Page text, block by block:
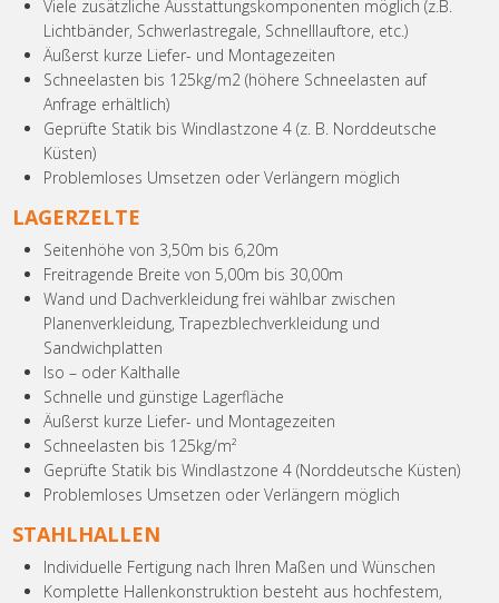
Viele zusätzliche Ausstattungskomponenten möglich (z.B.
Lichtbänder, Schwerlastregale, Schnelllauftore, etc.)
Äußerst kurze Liefer- und Montagezeiten
Schneelasten bis 125kg/m2 (höhere Schneelasten auf
Anfrage erhältlich)
Geprüfte Statik bis Windlastzone 4 (z. B. Norddeutsche
Küsten)
Problemloses Umsetzen oder Verlängern möglich
LAGERZELTE
Seitenhöhe von 3,50m bis 6,20m
Freitragende Breite von 5,00m bis 30,00m
Wand und Dachverkleidung frei wählbar zwischen
Planenverkleidung, Trapezblechverkleidung und
Sandwichplatten
Iso – oder Kalthalle
Schnelle und günstige Lagerfläche
Äußerst kurze Liefer- und Montagezeiten
Schneelasten bis 125kg/m²
Geprüfte Statik bis Windlastzone 4 (Norddeutsche Küsten)
Problemloses Umsetzen oder Verlängern möglich
STAHLHALLEN
Individuelle Fertigung nach Ihren Maßen und Wünschen
Komplette Hallenkonstruktion besteht aus hochfestem,